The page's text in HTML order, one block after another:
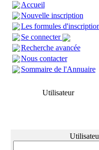
Accueil
Nouvelle inscription
Les formules
Se connecter
Recherche avancée
Nous contacter
Sommaire de l'Annuaire
Utilisateur